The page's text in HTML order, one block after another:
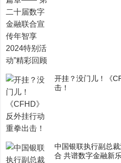
开挂？没门儿！《
击！
中国银联执行副总
合 共谱数字金融新